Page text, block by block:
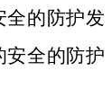
全的防护发
安全的防护